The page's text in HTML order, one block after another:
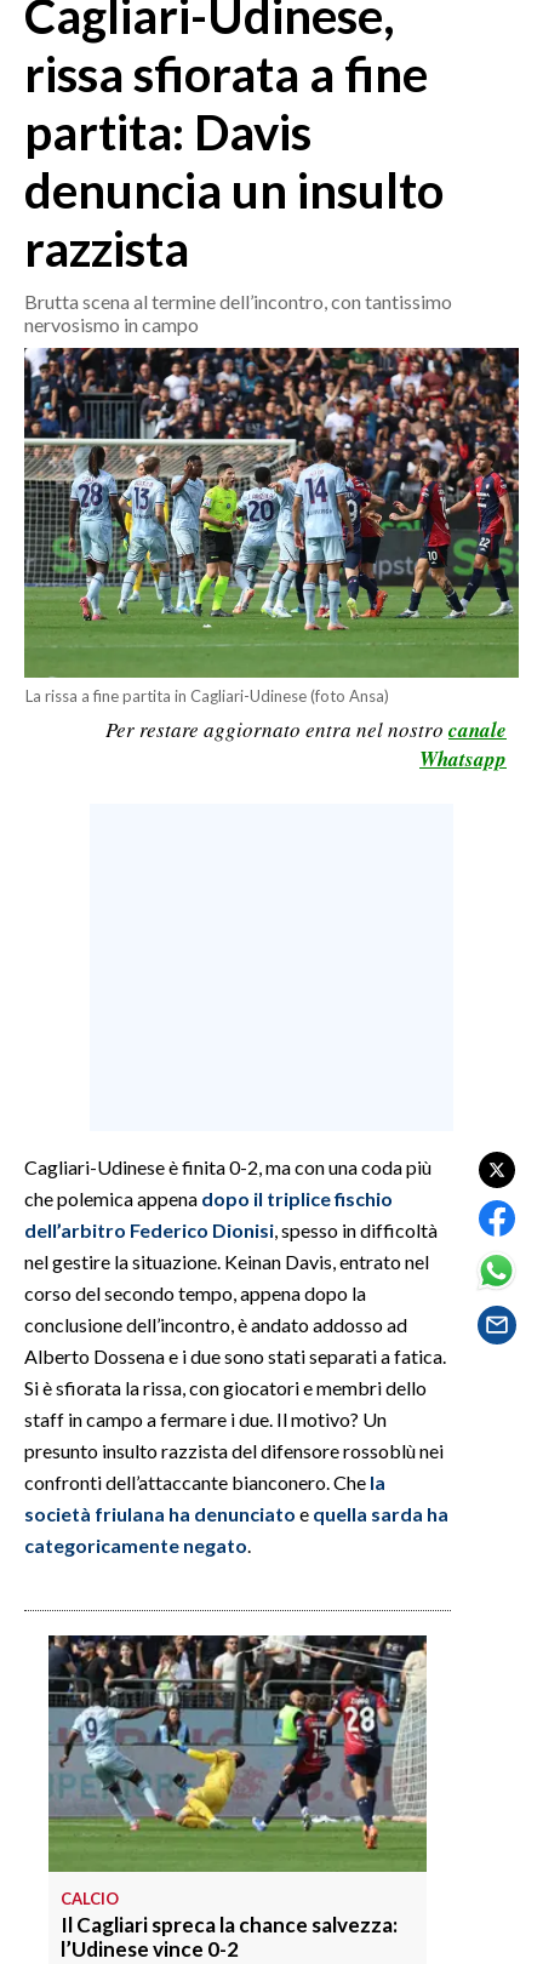
MEDIO CAMPIDANO
ORISTANO E PROVINCIA
SASSARI E PROVINCIA
NUORO E PROVINCIA
OGLIASTRA
ITALIA
MONDO
POLITICA
ECONOMIA
SERVIZI ALLE IMPRESE
LAVORO
BANDI
GOSSIP
SALUTE
NOTIZIE
EVENTI
#CARAUNIONE
3 MINUTI CON
INFO AZIENDE
ABBONATI
ANNUNCI
NECROLOGI
PUBBLICITÀ
STORE
Cagliari-Udinese,
rissa sfiorata a fine
partita: Davis
denuncia un insulto
razzista
Brutta scena al termine dell’incontro, con tantissimo
nervosismo in campo
La rissa a fine partita in Cagliari-Udinese (foto Ansa)
Per restare aggiornato entra nel nostro canale
Whatsapp
Cagliari-Udinese è finita 0-2, ma con una coda più
che polemica appena dopo il triplice fischio
dell’arbitro Federico Dionisi , spesso in difficoltà
nel gestire la situazione. Keinan Davis, entrato nel
corso del secondo tempo, appena dopo la
conclusione dell’incontro, è andato addosso ad
Alberto Dossena e i due sono stati separati a fatica.
Si è sfiorata la rissa, con giocatori e membri dello
staff in campo a fermare i due. Il motivo? Un
presunto insulto razzista del difensore rossoblù nei
confronti dell’attaccante bianconero. Che la
società friulana ha denunciato e quella sarda ha
categoricamente negato
CALCIO
Il Cagliari spreca la chance salvezza:
l’Udinese vince 0-2